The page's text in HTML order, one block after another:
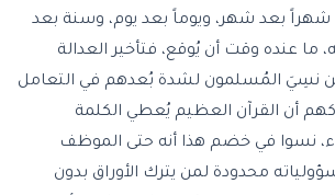
شهراً بعد شهر، ويوماً بعد يوم، وسنة بعد
ما عنده وقت أن يُوقع، فتأخير العدالة
نسِيَ المُسلمون لشدة بُعدهم في التعامل
أن القرآن العظيم يُعطي الكلمة
نسوا في خضم هذا أنه حتى الموظف
محدودة لمن يترك الأوراق بدون